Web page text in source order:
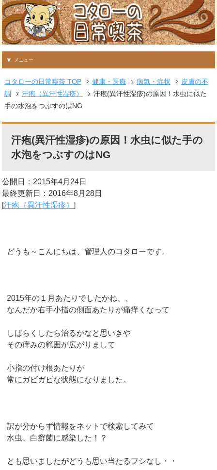
メニュー
コタローの日常喫茶 TOP 健康・医療 病気・症状
皮膚の不
調
汗疱（異汗性湿疹）
汗疱(異汗性湿疹)の原因！水虫に似た
手の水泡をつぶすのはNG
汗疱(異汗性湿疹)の原因！水虫に似た手の
水泡をつぶすのはNG
公開日：2015年4月24日
最終更新日：2016年8月28日
[汗疱（異汗性湿疹）]
どうも～こんにちは、管理人のコタローです。
2015年の１月あたりでしたかね、、
なんだか右手小指の側面あたりが痛痒くなって
しばらくしたら治るかなと思いきや
その痒みの範囲が広がりまして
小指の付け根あたりが
常にガビガビな状態になりました。
訳が分からず情報をネットで検索してみて
水虫、白癬菌に感染した！？
とも思いましたがどうも思い当たるフシなし・・